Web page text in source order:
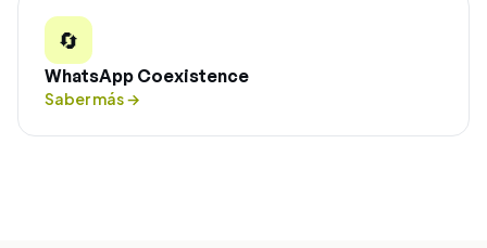
🔄
WhatsApp Coexistence
Saber más→